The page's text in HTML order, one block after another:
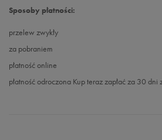
Sposoby płatności:
przelew zwykły
za pobraniem
płatność online
płatność odroczona Kup teraz zapłać za 30 dni